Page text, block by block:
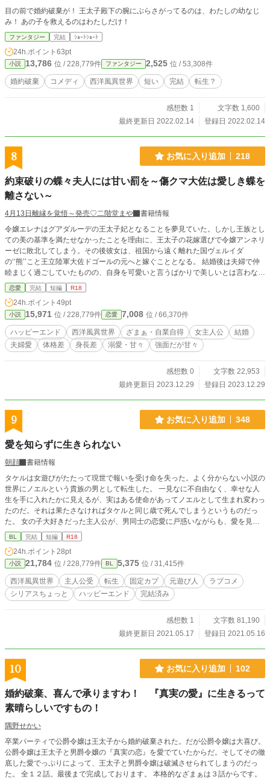
目の前で婚約破棄が！ 王太子殿下の腕にぶらさがってるのは、わたしの幼なじ
み！ あの子を救えるのはわたしだけ！
ファンタジー 完結 ｼｮｰﾄｼｮｰﾄ
24h.ポイント 63pt
小説 13,786 位 / 228,779件 ファンタジー 2,525 位 / 53,308件
婚約破棄 コメディ 西洋風異世界 短い 完結 転生？
感想数 1
文字数 1,600
最終更新日 2022.02.14
登録日 2022.02.14
8 お気に入り追加 218
約束破りの蝶々夫人には甘い罰を～傷クマ大佐は愛しき蝶を
離さない～
4月13日離縁を覚悟～発売♡二階堂まや
書籍情報
令嬢エレナはグアダルーデの王太子妃となることを夢見ていた。しかし王族とし
ての美の基準を満たせなかったことを理由に、王太子の花嫁選びで令嬢アンネリ
ーゼに敗北してしまう。その後彼女は、祖国から遠く離れた国ヴェルイダ
の‘‘熊’’こと王立陸軍大佐ドゴールの元へと嫁ぐこととなる。 結婚後は夫婦で仲
睦まじく過ごしていたものの、自身を可愛いと言うばかりで美しいとは言わない
夫に対して、エレナは満たされない気持ちを密かに抱えていた。 そんな折。あ
る夜会で、偶然にもエレナはアンネリーゼと再会してしまう。そしてアンネリー
ゼに容姿を貶されたことにより、彼女は結婚の際ドゴールと交わした約束を破る
決意をしたのだが……？
恋愛 完結 短編 R18
24h.ポイント 49pt
小説 15,971 位 / 228,779件 恋愛 7,008 位 / 66,370件
ハッピーエンド 西洋風異世界 ざまぁ・自業自得 女主人公
結婚
夫婦愛
体格差 身長差 溺愛・甘々 強面だが甘々
感想数 0
文字数 22,953
最終更新日 2023.12.29
登録日 2023.12.29
9 お気に入り追加 348
愛を知らずに生きられない
朝顔
書籍情報
タケルは女遊びがたたって現世で報いを受け命を失った。よく分からない小説の
世界にノエルという貴族の男として転生した。 一見なに不自由なく、幸せな人
生を手に入れたかに見えるが、実はある使命があってノエルとして生まれ変わっ
たのだ。それは果たさなければタケルと同じ歳で死んでしまうというものだっ
た。 女の子大好きだった主人公が、男同士の恋愛に戸惑いながらも、愛を見つ
けようと頑張るお話です。
BL 完結 短編 R18
24h.ポイント 28pt
小説 21,784 位 / 228,779件 BL 5,375 位 / 31,415件
西洋風異世界 主人公受 転生 固定カプ 元遊び人
ラブコメ
シリアスちょっと
ハッピーエンド 完結済み
感想数 1
文字数 81,190
最終更新日 2021.05.17
登録日 2021.05.16
10 お気に入り追加 102
婚約破棄、喜んで承りますわ！ 『真実の愛』に生きるって
素晴らしいですもの！
隅野せかい
卒業パーティで公爵令嬢は王太子から婚約破棄された。だが公爵令嬢は大喜び。
公爵令嬢は王太子と男爵令嬢の『真実の恋』を愛でていたからだ。そしてその徹
底した愛でっぷりによって、王太子と男爵令嬢は破滅させられてしまうのだっ
た。 全１２話。最後まで完成しております。 本格的なざまぁは３話からです。